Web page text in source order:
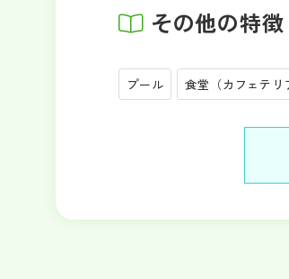
その他の特徴
プール 食堂（カフェテリ